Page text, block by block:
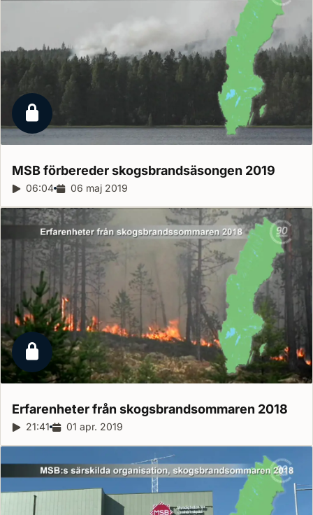
Låst reportage
MSB förbereder skogsbrandsäsongen 2019
Reportagelängd:
06:04 Releasedatum:
06 maj 2019
Låst reportage
Erfarenheter från skogsbrandsommaren 2018
Reportagelängd:
21:41 Releasedatum:
01 apr. 2019